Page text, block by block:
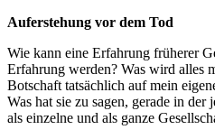
Auferstehung vor dem Tod
Wie kann eine Erfahrung früherer
Erfahrung werden? Was wird alles
Botschaft tatsächlich auf mein
Was hat sie zu sagen, gerade in
als einzelne und als ganze